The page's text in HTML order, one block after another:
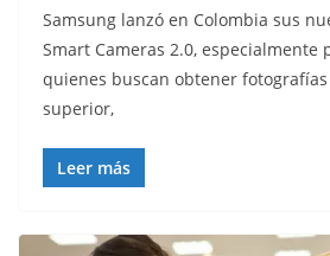
Samsung lanzó en Colombia sus
Smart Cameras 2.0, especialmente
quienes buscan obtener
superior,
Leer más